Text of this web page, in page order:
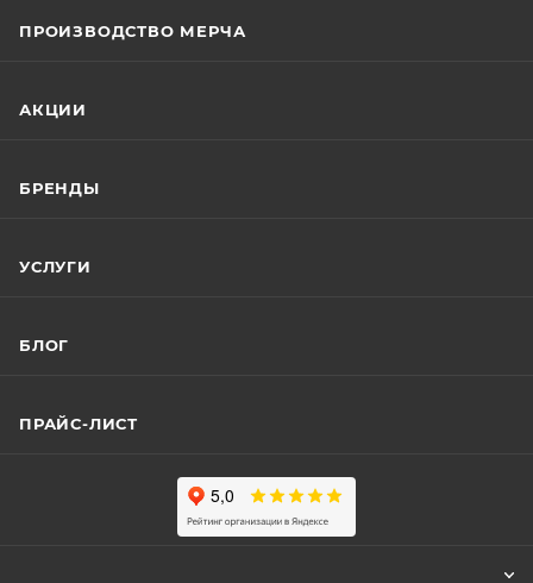
ПРОИЗВОДСТВО МЕРЧА
АКЦИИ
БРЕНДЫ
УСЛУГИ
БЛОГ
ПРАЙС-ЛИСТ